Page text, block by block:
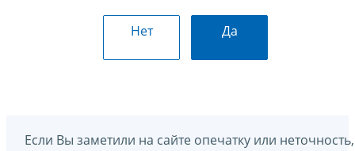
Нет Да
Если Вы заметили на сайте опечатку или неточность,